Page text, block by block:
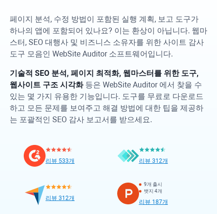
페이지 분석, 수정 방법이 포함된 실행 계획, 보고 도구가
하나의 앱에 포함되어 있나요? 이는 환상이 아닙니다. 웹마
스터, SEO 대행사 및 비즈니스 소유자를 위한 사이트 감사
도구 모음인 WebSite Auditor소프트웨어입니다.
기술적 SEO 분석, 페이지 최적화, 웹마스터를 위한 도구,
웹사이트 구조 시각화등은 WebSite Auditor에서 찾을 수
있는 몇 가지 유용한 기능입니다. 도구를 무료로 다운로드
하고 모든 문제를 보여주고 해결 방법에 대한 팁을 제공하
는 포괄적인 SEO 감사 보고서를 받으세요.
리뷰 533개 리뷰 312개
리뷰 312개
9개 출시
뱃지 4개
리뷰 187개